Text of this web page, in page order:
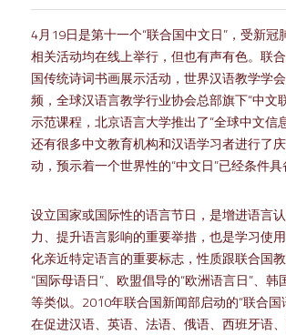
4月19日是第十一个“联合国中文日”，受新冠
相关活动均在线上举行，但也有声有色。联
国传统诗词书画展示活动，世界汉语教学学
频，全球汉语言教学行业协会总部旗下“中文
示范课程，北京语言大学推出了“全球中文信
还有很多中文教育机构和汉语学习者进行了
动，预示着一个世界性的“中文日”已经条件具
设立国家或国际性的语言节日，是增进语言
力、提升语言影响的重要举措，也是学习使
化亲近特定语言的重要标志，性质跟联合国
“国际母语日”、欧盟倡导的“欧洲语言日”、韩
等类似。2010年联合国新闻部启动的“联合国
在促进汉语、英语、法语、俄语、西班牙语